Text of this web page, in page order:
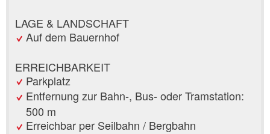
LAGE & LANDSCHAFT
Auf dem Bauernhof
ERREICHBARKEIT
Parkplatz
Entfernung zur Bahn-, Bus- oder Tramstation:
500 m
Erreichbar per Seilbahn / Bergbahn